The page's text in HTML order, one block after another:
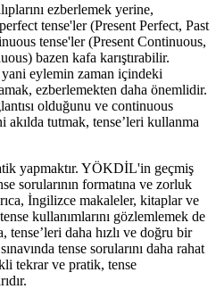
ezberlemek yerine,
tense'ler (Present Perfect, Past
tense'ler (Present Continuous,
bazen kafa karıştırabilir.
yani eylemin zaman içindeki
ezberlemekten daha önemlidir.
olduğunu ve continuous
akılda tutmak, tense’leri kullanma
yapmaktır. YÖKDİL'in geçmiş
sorularının formatına ve zorluk
İngilizce makaleler, kitaplar ve
kullanımlarını gözlemlemek de
tense’leri daha hızlı ve doğru bir
tense sorularını daha rahat
tekrar ve pratik, tense